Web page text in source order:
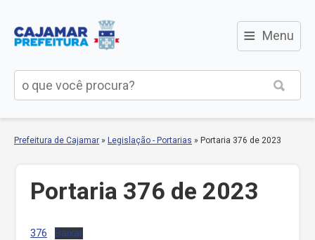
≡ Menu
Prefeitura de Cajamar » Legislação - Portarias » Portaria 376 de 2023
Portaria 376 de 2023
376 Baixar